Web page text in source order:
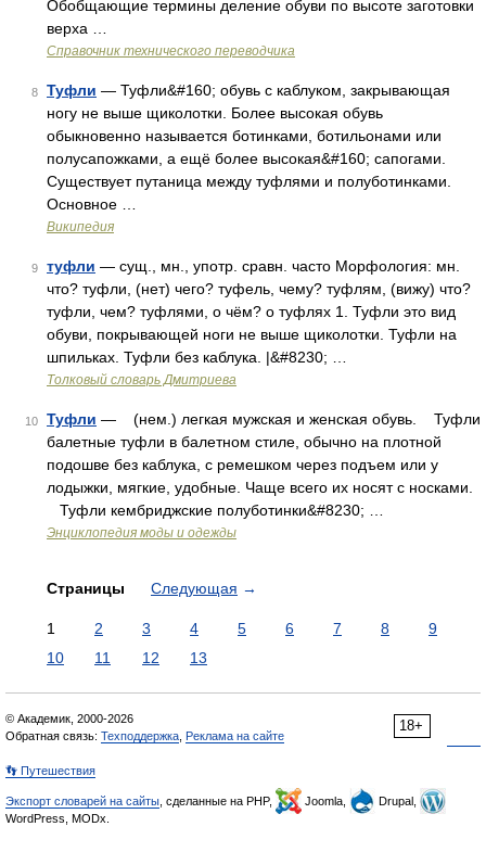
Обобщающие термины деление обуви по высоте заготовки
верха …
Справочник технического переводчика
8 Туфли — Туфли&#160; обувь с каблуком, закрывающая
ногу не выше щиколотки. Более высокая обувь
обыкновенно называется ботинками, ботильонами или
полусапожками, а ещё более высокая&#160; сапогами.
Существует путаница между туфлями и полуботинками.
Основное …
Википедия
9 туфли — сущ., мн., употр. сравн. часто Морфология: мн.
что? туфли, (нет) чего? туфель, чему? туфлям, (вижу) что?
туфли, чем? туфлями, о чём? о туфлях 1. Туфли это вид
обуви, покрывающей ноги не выше щиколотки. Туфли на
шпильках. Туфли без каблука. |&#8230; …
Толковый словарь Дмитриева
10 Туфли — (нем.) легкая мужская и женская обувь. Туфли
балетные туфли в балетном стиле, обычно на плотной
подошве без каблука, с ремешком через подъем или у
лодыжки, мягкие, удобные. Чаще всего их носят с носками.
Туфли кембриджские полуботинки&#8230; …
Энциклопедия моды и одежды
Страницы Следующая →
1 2 3 4 5 6 7 8
9
10
11 12 13
18+
© Академик, 2000-2026
Обратная связь: Техподдержка Реклама на сайте
👣 Путешествия
Экспорт словарей на сайты , сделанные на PHP, Joomla,
Drupal,
WordPress, MODx.